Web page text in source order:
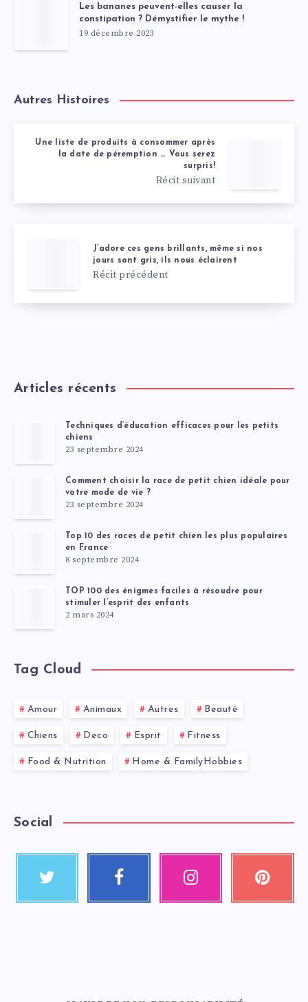
Les bananes peuvent-elles causer la
constipation ? Démystifier le mythe !
19 décembre 2023
Autres Histoires
Une liste de produits à consommer après
la date de péremption … Vous serez
surpris!
Récit suivant
J’adore ces gens brillants, même si nos
jours sont gris, ils nous éclairent
Récit précédent
Articles récents
Techniques d’éducation efficaces pour les petits
chiens
23 septembre 2024
Comment choisir la race de petit chien idéale pour
votre mode de vie ?
23 septembre 2024
Top 10 des races de petit chien les plus populaires
en France
8 septembre 2024
TOP 100 des énigmes faciles à résoudre pour
stimuler l’esprit des enfants
2 mars 2024
Tag Cloud
Amour Animaux Autres Beauté
Chiens Deco Esprit Fitness
Food & Nutrition Home & FamilyHobbies
Social